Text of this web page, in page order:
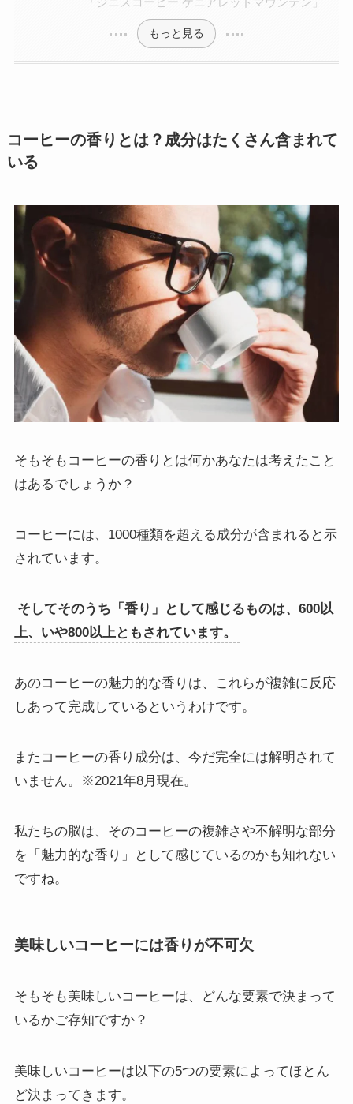
もっと見る
コーヒーの香りとは？成分はたくさん含まれて
いる
そもそもコーヒーの香りとは何かあなたは考えたこと
はあるでしょうか？
コーヒーには、1000種類を超える成分が含まれると示
されています。
そしてそのうち「香り」として感じるものは、600以
上、いや800以上ともされています。
あのコーヒーの魅力的な香りは、これらが複雑に反応
しあって完成しているというわけです。
またコーヒーの香り成分は、今だ完全には解明されて
いません。※2021年8月現在。
私たちの脳は、そのコーヒーの複雑さや不解明な部分
を「魅力的な香り」として感じているのかも知れない
ですね。
美味しいコーヒーには香りが不可欠
そもそも美味しいコーヒーは、どんな要素で決まって
いるかご存知ですか？
美味しいコーヒーは以下の5つの要素によってほとん
ど決まってきます。